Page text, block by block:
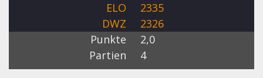
ELO
2335
DWZ
2326
Punkte
2,0
Partien
4